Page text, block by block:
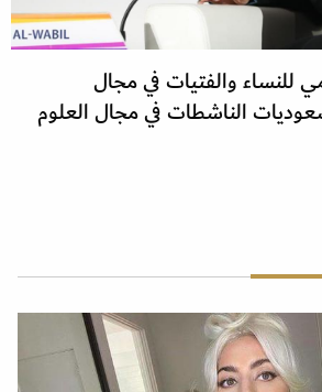
للنساء والفتيات في مجال
الناشطات في مجال العلوم